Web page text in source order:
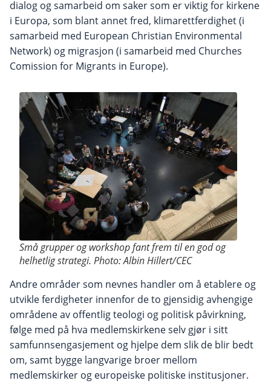
dialog og samarbeid om saker som er viktig for kirkene
i Europa, som blant annet fred, klimarettferdighet (i
samarbeid med European Christian Environmental
Network) og migrasjon (i samarbeid med Churches
Comission for Migrants in Europe).
Små grupper og workshop fant frem til en god og
helhetlig strategi. Photo: Albin Hillert/CEC
Andre områder som nevnes handler om å etablere og
utvikle ferdigheter innenfor de to gjensidig avhengige
områdene av offentlig teologi og politisk påvirkning,
følge med på hva medlemskirkene selv gjør i sitt
samfunnsengasjement og hjelpe dem slik de blir bedt
om, samt bygge langvarige broer mellom
medlemskirker og europeiske politiske institusjoner.